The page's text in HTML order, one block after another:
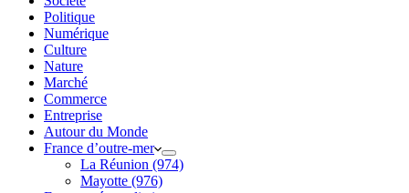
Politique
Numérique
Culture
Nature
Marché
Commerce
Entreprise
Autour du Monde
France d’outre-mer
La Réunion (974)
Mayotte (976)